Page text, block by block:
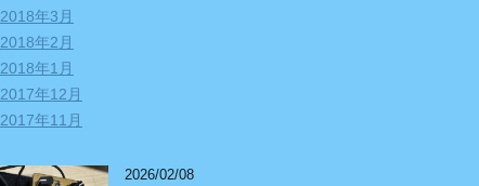
2018年3月
2018年2月
2018年1月
2017年12月
2017年11月
2026/02/08